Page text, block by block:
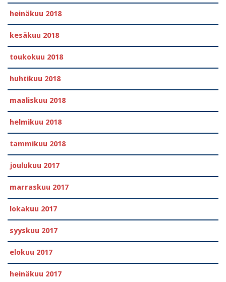
heinäkuu 2018
kesäkuu 2018
toukokuu 2018
huhtikuu 2018
maaliskuu 2018
helmikuu 2018
tammikuu 2018
joulukuu 2017
marraskuu 2017
lokakuu 2017
syyskuu 2017
elokuu 2017
heinäkuu 2017